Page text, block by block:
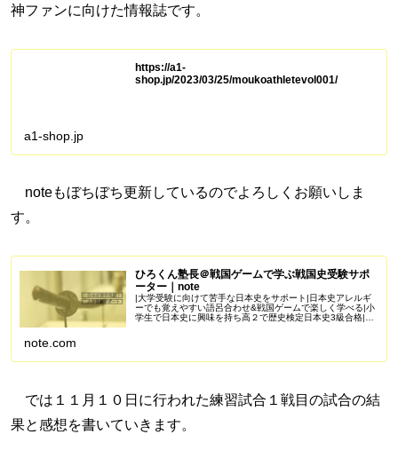
神ファンに向けた情報誌です。
https://a1-
shop.jp/2023/03/25/moukoathletevol001/
a1-shop.jp
noteもぼちぼち更新しているのでよろしくお願いしま
す。
ひろくん塾長＠戦国ゲームで学ぶ戦国史受験サポ
ーター｜note
|大学受験に向けて苦手な日本史をサポート|日本史アレルギ
ーでも覚えやすい語呂合わせ&戦国ゲームで楽しく学べる|小
学生で日本史に興味を持ち高２で歴史検定日本史3級合格|苦
note.com
では１１月１０日に行われた練習試合１戦目の試合の結
果と感想を書いていきます。